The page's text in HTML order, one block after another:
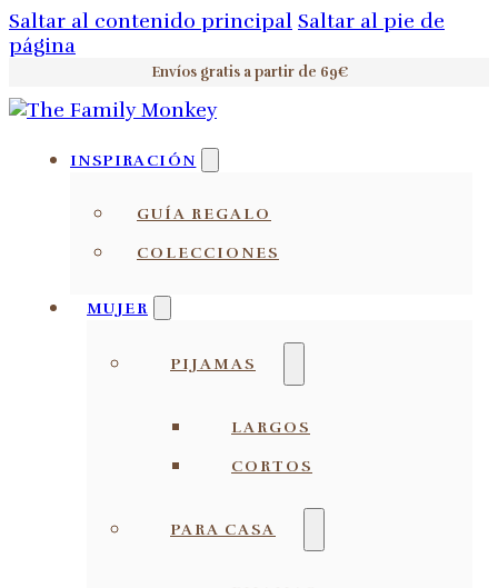
Saltar al contenido principal Saltar al pie de
página
Envíos gratis a partir de 69€
INSPIRACIÓN
GUÍA REGALO
COLECCIONES
MUJER
PIJAMAS
LARGOS
CORTOS
PARA CASA